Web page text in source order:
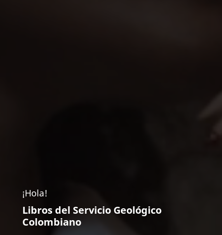
¡Hola!
Libros del Servicio Geológico
Colombiano